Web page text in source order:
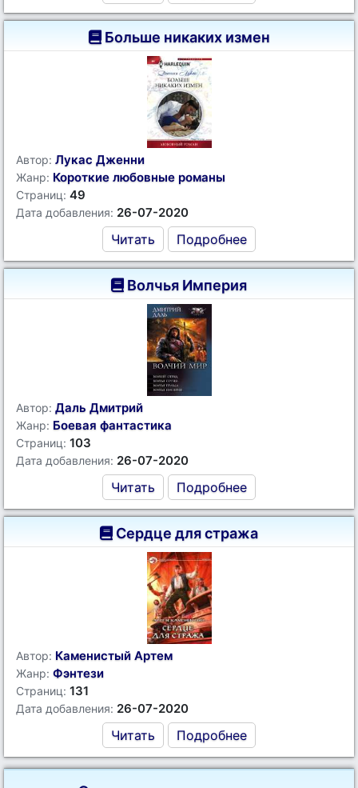
Больше никаких измен
Автор: Лукас Дженни
Жанр: Короткие любовные романы
Страниц: 49
Дата добавления: 26-07-2020
Читать Подробнее
Волчья Империя
Автор: Даль Дмитрий
Жанр: Боевая фантастика
Страниц: 103
Дата добавления: 26-07-2020
Читать Подробнее
Сердце для стража
Автор: Каменистый Артем
Жанр: Фэнтези
Страниц: 131
Дата добавления: 26-07-2020
Читать Подробнее